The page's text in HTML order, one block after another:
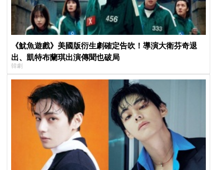
《魷魚遊戲》美國版衍生劇確定告吹！導演大衛芬奇退
出、凱特布蘭琪出演傳聞也破局
韓劇